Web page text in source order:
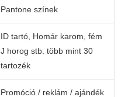
Pantone színek
ID tartó, Homár karom, fém
J horog stb. több mint 30
tartozék
Promóció / reklám / ajándék